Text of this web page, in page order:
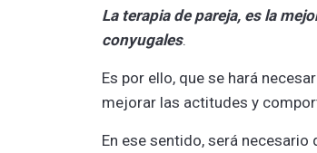
La terapia de pareja, es la
conyugales.
Es por ello, que se hará
mejorar las actitudes y
En ese sentido, será